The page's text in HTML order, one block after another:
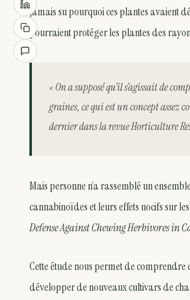
jamais su pourquoi ces plantes avaient
pourraient protéger les plantes des
« On a supposé qu’il s’agissait de
graines, ce qui est un concept assez
dernier dans la revue Horticulture
Mais personne n’a rassemblé un
cannabinoïdes et leurs effets nocifs sur
Defense Against Chewing Herbivores in
Cette étude nous permet de
développer de nouveaux cultivars de